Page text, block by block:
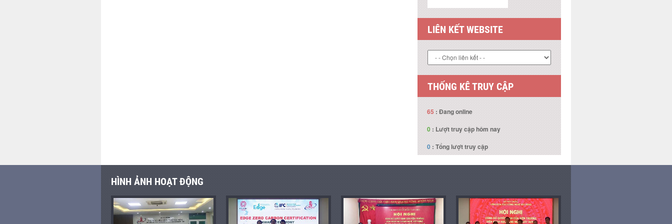
LIÊN KẾT WEBSITE
THỐNG KÊ TRUY CẬP
65 : Đang online
0 : Lượt truy cập hôm nay
0 : Tổng lượt truy cập
HÌNH ẢNH HOẠT ĐỘNG